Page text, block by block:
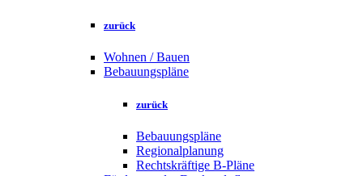
zurück
Wohnen / Bauen
Bebauungspläne
zurück
Bebauungspläne
Regionalplanung
Rechtskräftige B-Pläne